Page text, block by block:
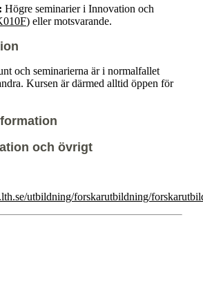
Högre seminarier i Innovation och
) eller motsvarande.
och seminarierna är i normalfallet
Kursen är därmed alltid öppen för
och övrigt
utbildning/forskarutbildning/